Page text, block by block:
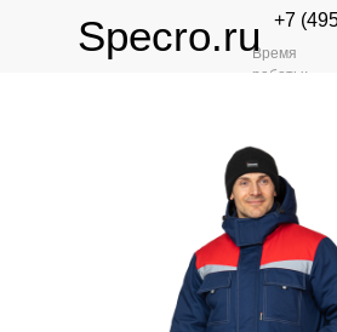
Время
работы:
+7
Specro.ru